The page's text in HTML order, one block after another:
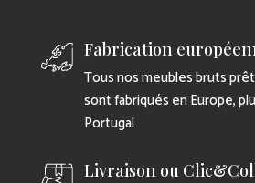
Fabrication
Tous nos meubles bruts
sont fabriqués en Europe,
Portugal
Livraison ou